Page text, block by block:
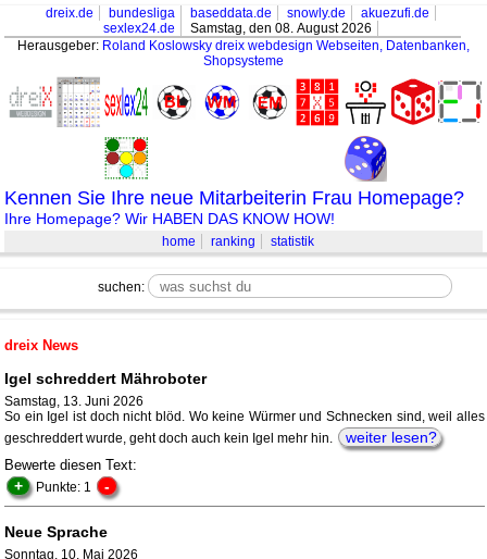
dreix.de bundesliga baseddata.de snowly.de
akuezufi.de
sexlex24.de
Samstag, den 08. August 2026
Herausgeber: Roland Koslowsky dreix webdesign Webseiten, Datenbanken,
Shopsysteme
Kennen Sie Ihre neue Mitarbeiterin Frau Homepage?
Ihre Homepage? Wir HABEN DAS KNOW HOW!
home ranking statistik
suchen:
dreix News
Igel schreddert Mähroboter
Samstag, 13. Juni 2026
So ein Igel ist doch nicht blöd. Wo keine Würmer und Schnecken sind, weil alles
geschreddert wurde, geht doch auch kein Igel mehr hin.
weiter lesen?
Bewerte diesen Text:
+ Punkte: 1 -
Neue Sprache
Sonntag, 10. Mai 2026